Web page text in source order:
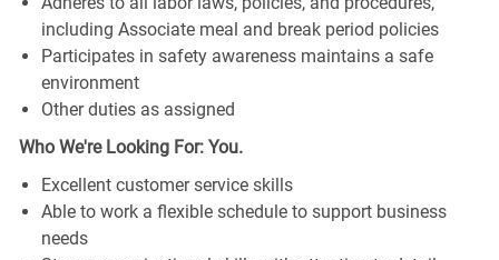
including Associate meal and break period policies
Participates in safety awareness maintains a safe
environment
Other duties as assigned
Who We're Looking For: You.
Excellent customer service skills
Able to work a flexible schedule to support business
needs